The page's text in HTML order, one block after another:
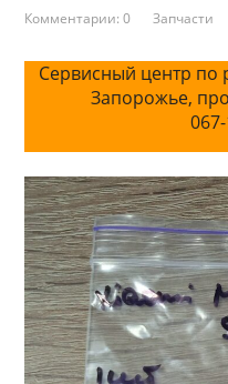
Комментарии: 0 Запчасти
Сервисный центр по
Запорожье,